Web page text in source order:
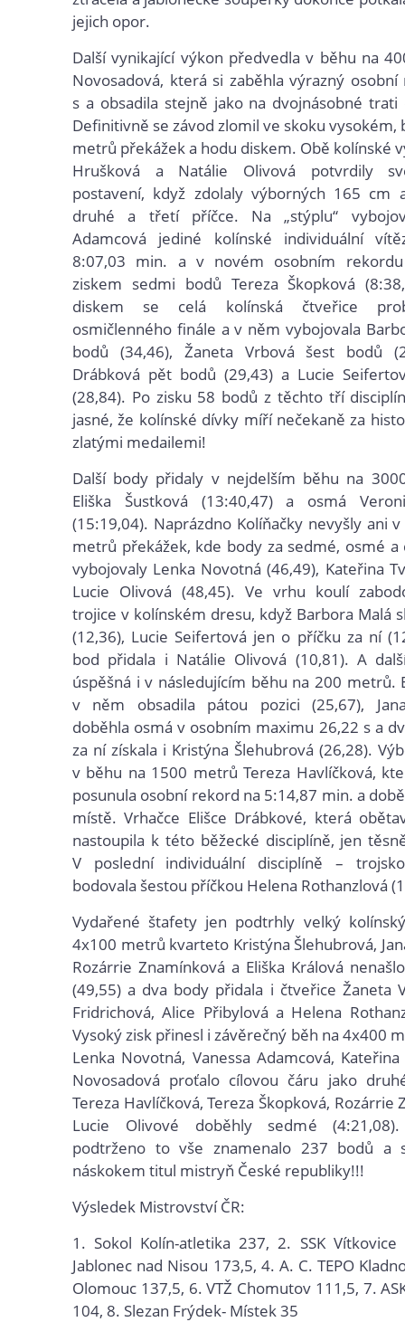
jejich opor.
Další vynikající výkon předvedla v běhu na
Novosadová, která si zaběhla výrazný
s a obsadila stejně jako na dvojnásobné
Definitivně se závod zlomil ve skoku vysokém,
metrů překážek a hodu diskem. Obě kolínské
Hrušková a Natálie Olivová potvrdily
postavení, když zdolaly výborných 165 cm
druhé a třetí příčce. Na „stýplu“
Adamcová jediné kolínské individuální
8:07,03 min. a v novém osobním
ziskem sedmi bodů Tereza Škopková
diskem se celá kolínská čtveřice
osmičlenného finále a v něm vybojovala
bodů (34,46), Žaneta Vrbová šest bodů
Drábková pět bodů (29,43) a Lucie
(28,84). Po zisku 58 bodů z těchto tří
jasné, že kolínské dívky míří nečekaně za
zlatými medailemi!
Další body přidaly v nejdelším běhu na
Eliška Šustková (13:40,47) a osmá
(15:19,04). Naprázdno Kolíňačky nevyšly ani
metrů překážek, kde body za sedmé, osmé
vybojovaly Lenka Novotná (46,49), Kateřina
Lucie Olivová (48,45). Ve vrhu koulí
trojice v kolínském dresu, když Barbora Malá
(12,36), Lucie Seifertová jen o příčku za ní
bod přidala i Natálie Olivová (10,81). A
úspěšná i v následujícím běhu na 200 metrů.
v něm obsadila pátou pozici (25,67),
doběhla osmá v osobním maximu 26,22 s a
za ní získala i Kristýna Šlehubrová (26,28).
v běhu na 1500 metrů Tereza Havlíčková,
posunula osobní rekord na 5:14,87 min. a
místě. Vrhačce Elišce Drábkové, která
nastoupila k této běžecké disciplíně, jen
V poslední individuální disciplíně –
bodovala šestou příčkou Helena Rothanzlová
Vydařené štafety jen podtrhly velký
4x100 metrů kvarteto Kristýna Šlehubrová,
Rozárrie Znamínková a Eliška Králová
(49,55) a dva body přidala i čtveřice Žaneta
Fridrichová, Alice Přibylová a Helena
Vysoký zisk přinesl i závěrečný běh na 4x400
Lenka Novotná, Vanessa Adamcová,
Novosadová proťalo cílovou čáru jako
Tereza Havlíčková, Tereza Škopková, Rozárrie
Lucie Olivové doběhly sedmé
podtrženo to vše znamenalo 237 bodů a
náskokem titul mistryň České republiky!!!
Výsledek Mistrovství ČR:
1. Sokol Kolín-atletika 237, 2. SSK
Jablonec nad Nisou 173,5, 4. A. C. TEPO
Olomouc 137,5, 6. VTŽ Chomutov 111,5, 7.
104, 8. Slezan Frýdek- Místek 35